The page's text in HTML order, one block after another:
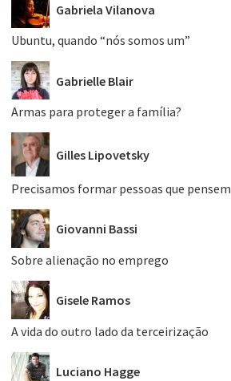
Gabriela Vilanova
Ubuntu, quando “nós somos um”
Gabrielle Blair
Armas para proteger a família?
Gilles Lipovetsky
Precisamos formar pessoas que pensem
Giovanni Bassi
Sobre alienação no emprego
Gisele Ramos
A vida do outro lado da terceirização
Luciano Hagge